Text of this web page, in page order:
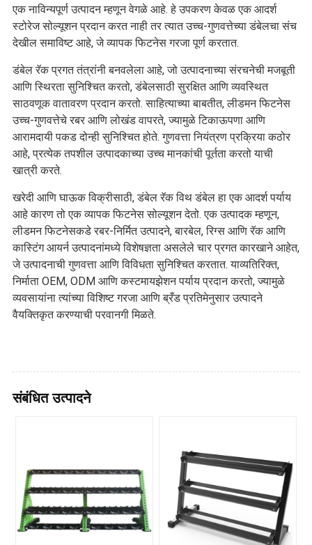
एक नाविन्यपूर्ण उत्पादन म्हणून वेगळे आहे. हे उपकरण केवळ एक आदर्श
स्टोरेज सोल्यूशन प्रदान करत नाही तर त्यात उच्च-गुणवत्तेच्या डंबेलचा संच
देखील समाविष्ट आहे, जे व्यापक फिटनेस गरजा पूर्ण करतात.
डंबेल रॅक प्रगत तंत्रांनी बनवलेला आहे, जो उत्पादनाच्या संरचनेची मजबूती
आणि स्थिरता सुनिश्चित करतो, डंबेलसाठी सुरक्षित आणि व्यवस्थित
साठवणूक वातावरण प्रदान करतो. साहित्याच्या बाबतीत, लीडमन फिटनेस
उच्च-गुणवत्तेचे रबर आणि लोखंड वापरते, ज्यामुळे टिकाऊपणा आणि
आरामदायी पकड दोन्ही सुनिश्चित होते. गुणवत्ता नियंत्रण प्रक्रिया कठोर
आहे, प्रत्येक तपशील उत्पादकाच्या उच्च मानकांची पूर्तता करतो याची
खात्री करते.
खरेदी आणि घाऊक विक्रीसाठी, डंबेल रॅक विथ डंबेल हा एक आदर्श पर्याय
आहे कारण तो एक व्यापक फिटनेस सोल्यूशन देतो. एक उत्पादक म्हणून,
लीडमन फिटनेसकडे रबर-निर्मित उत्पादने, बारबेल, रिग्स आणि रॅक आणि
कास्टिंग आयर्न उत्पादनांमध्ये विशेषज्ञता असलेले चार प्रगत कारखाने आहेत,
जे उत्पादनाची गुणवत्ता आणि विविधता सुनिश्चित करतात. याव्यतिरिक्त,
निर्माता OEM, ODM आणि कस्टमायझेशन पर्याय प्रदान करतो, ज्यामुळे
व्यवसायांना त्यांच्या विशिष्ट गरजा आणि ब्रँड प्रतिमेनुसार उत्पादने
वैयक्तिकृत करण्याची परवानगी मिळते.
संबंधित उत्पादने